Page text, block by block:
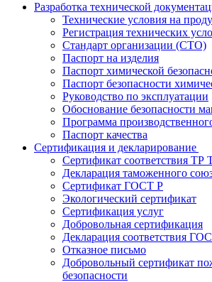
Разработка технической
Технические условия на
Регистрация технических
Стандарт организации (СТО)
Паспорт на изделия
Паспорт химической
Паспорт безопасности
Руководство по эксплуатации
Обоснование безопасности
Программа
Паспорт качества
Сертификация и декларирование
Сертификат соответствия ТР
Декларация таможенного
Сертификат ГОСТ Р
Экологический сертификат
Сертификация услуг
Добровольная сертификация
Декларация соответствия
Отказное письмо
Добровольный сертификат
безопасности